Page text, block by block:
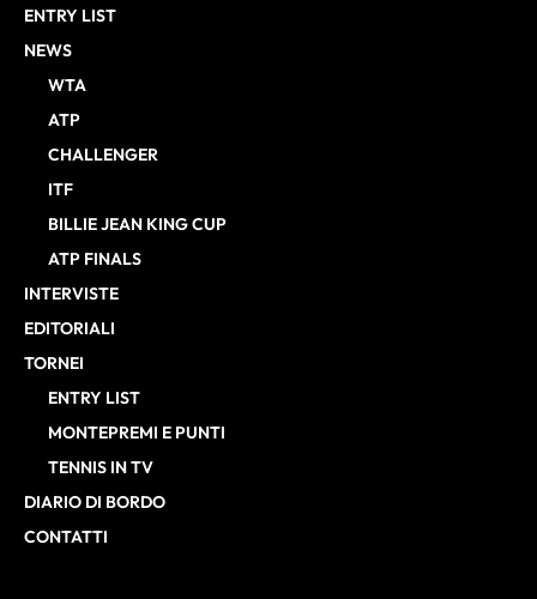
ENTRY LIST
NEWS
WTA
ATP
CHALLENGER
ITF
BILLIE JEAN KING CUP
ATP FINALS
INTERVISTE
EDITORIALI
TORNEI
ENTRY LIST
MONTEPREMI E PUNTI
TENNIS IN TV
DIARIO DI BORDO
CONTATTI